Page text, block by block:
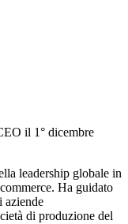
il 1° dicembre
leadership globale in
Ha guidato
aziende
di produzione del